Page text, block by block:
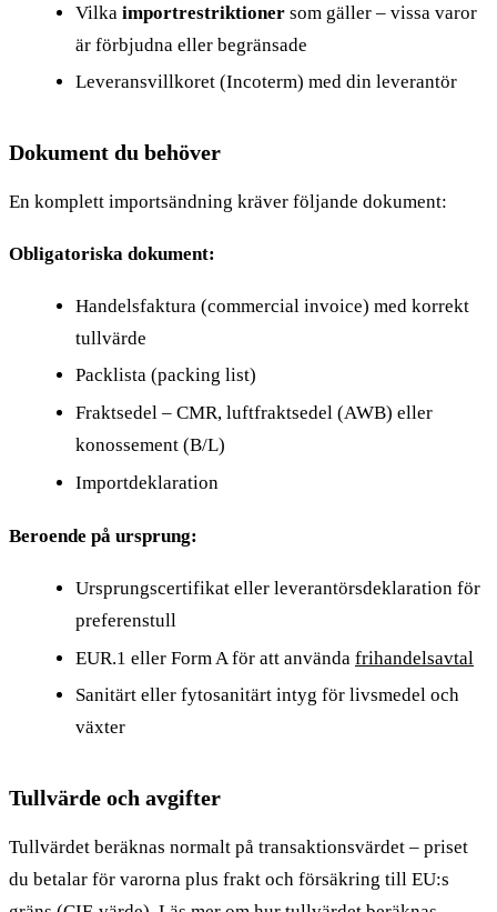
Vilka importrestriktioner som gäller – vissa varor
är förbjudna eller begränsade
Leveransvillkoret (Incoterm) med din leverantör
Dokument du behöver
En komplett importsändning kräver följande dokument:
Obligatoriska dokument:
Handelsfaktura (commercial invoice) med korrekt
tullvärde
Packlista (packing list)
Fraktsedel – CMR, luftfraktsedel (AWB) eller
konossement (B/L)
Importdeklaration
Beroende på ursprung:
Ursprungscertifikat eller leverantörsdeklaration för
preferenstull
EUR.1 eller Form A för att använda frihandelsavtal
Sanitärt eller fytosanitärt intyg för livsmedel och
växter
Tullvärde och avgifter
Tullvärdet beräknas normalt på transaktionsvärdet – priset
du betalar för varorna plus frakt och försäkring till EU:s